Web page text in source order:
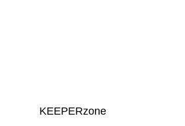
KEEPERzone